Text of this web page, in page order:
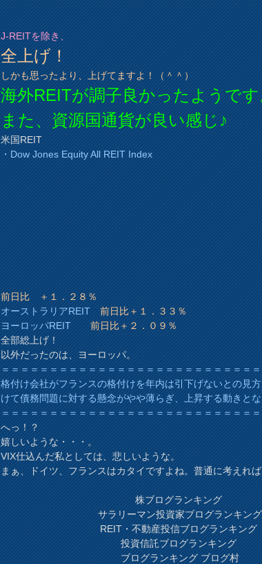
J-REITを除き、
全上げ！
しかも思ったより、上げてますよ！（＾＾）
海外REITが調子良かったようで
また、資源国通貨が良い感じ♪
米国REIT
・Dow Jones Equity All REIT Index
前日比 ＋１．２８％
オーストラリアREIT前日比＋１．３３％
ヨーロッパREIT前日比＋２．０９％
全部総上げ！
以外だったのは、ヨーロッパ。
＝＝＝＝＝＝＝＝＝＝＝＝＝＝＝＝＝＝＝＝＝＝＝＝＝＝
格付け会社がフランスの格付けを年内は引下げないとの見
けて債務問題に対する懸念がやや薄らぎ、上昇する動きと
＝＝＝＝＝＝＝＝＝＝＝＝＝＝＝＝＝＝＝＝＝＝＝＝＝＝
へっ！？
嬉しいような・・・。
VIX仕込んだ私としては、悲しいような。
まぁ、ドイツ、フランスはカタイですよね。普通に考えれ
株ブログランキング
サラリーマン投資家ブログランキング
REIT・不動産投信ブログランキング
投資信託ブログランキング
ブログランキング ブログ村